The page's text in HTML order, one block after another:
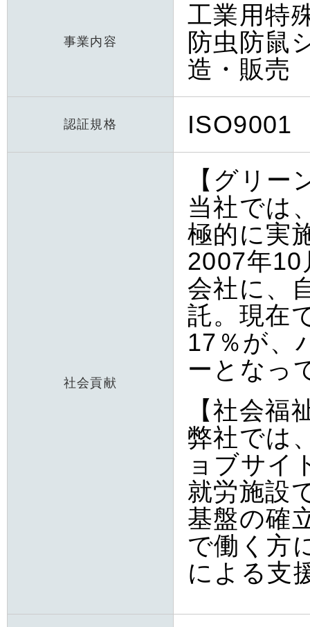
事業内容
工業用特
防虫防鼠
造・販売
認証規格 ISO9001
社会貢献
【グリー
当社では
極的に実
2007年10
会社に、
託。現在
17％が、
ーとなっ
【社会福
弊社では
ョブサイ
就労施設
基盤の確
で働く方
による支